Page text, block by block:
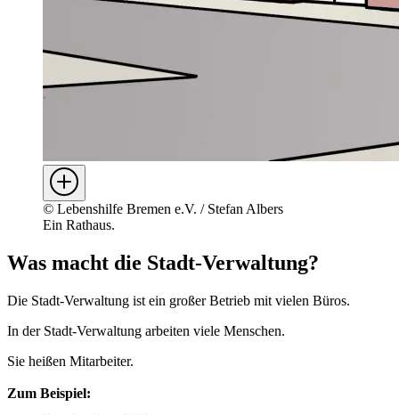
© Lebenshilfe Bremen e.V. / Stefan Albers
Ein Rathaus.
Was macht die Stadt-Verwaltung?
Die Stadt-Verwaltung ist ein großer Betrieb mit vielen Büros.
In der Stadt-Verwaltung arbeiten viele Menschen.
Sie heißen Mitarbeiter.
Zum Beispiel: